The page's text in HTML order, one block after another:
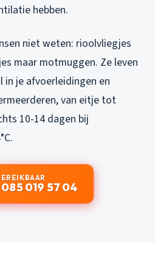
hebben.
niet weten: rioolvliegjes
maar motmuggen. Ze leven
in je afvoerleidingen en
van eitje tot
10-14 dagen bij
085 019 57 04